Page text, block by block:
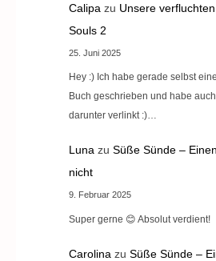
Calipa zu Unsere
Souls 2
25. Juni 2025
Hey :) Ich habe gerade selbst
Buch geschrieben und habe
darunter verlinkt :)…
Lunazu Süße Sünde –
nicht
9. Februar 2025
Super gerne 😊 Absolut verdient!
Carolina zu Süße Sünde –